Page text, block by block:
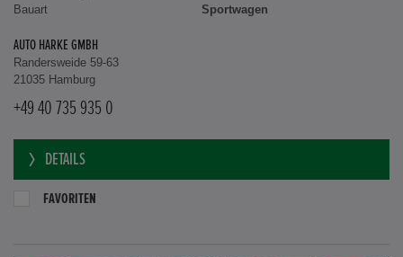
Bauart
Sportwagen
AUTO HARKE GMBH
Randersweide 59-63
21035 Hamburg
+49 40 735 935 0
DETAILS
FAVORITEN